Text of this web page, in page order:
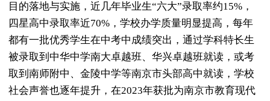
目的落地与实施，近几年毕业生“六大”录取率约15%，
四星高中录取率近70%，学校办学质量明显提高，每年
都有一批优秀学生在中考中成绩突出，通过学科特长生
被录取到中华中学南大卓越班、华兴卓越班就读，或考
取到南师附中、金陵中学等南京市头部高中就读，学校
社会声誉也逐年提升，在2023年获批为南京市教育现代